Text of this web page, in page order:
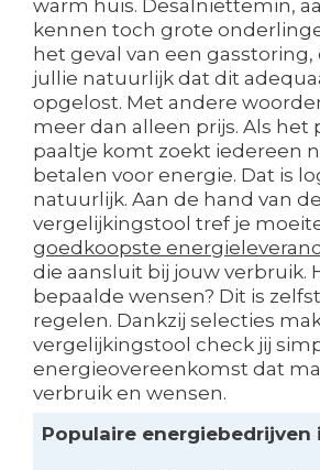
warm huis. Desalniettemin,
kennen toch grote
het geval van een gasstoring,
jullie natuurlijk dat dit
opgelost. Met andere
meer dan alleen prijs. Als het
paaltje komt zoekt iedereen
betalen voor energie. Dat is
natuurlijk. Aan de hand van de
vergelijkingstool tref je
goedkoopste
die aansluit bij jouw verbruik.
bepaalde wensen? Dit is
regelen. Dankzij selecties
vergelijkingstool check jij
energieovereenkomst dat
verbruik en wensen.
Populaire energiebedrijven